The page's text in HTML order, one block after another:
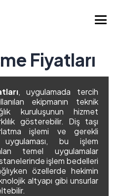
Fiyatları
, uygulamada tercih
ekipmanın teknik
kuruluşunun hizmet
gösterebilir. Diş taşı
işlemi ve gerekli
bu işlem
temel uygulamalar
işlem bedelleri
özellerde hekimin
altyapı gibi unsurlar